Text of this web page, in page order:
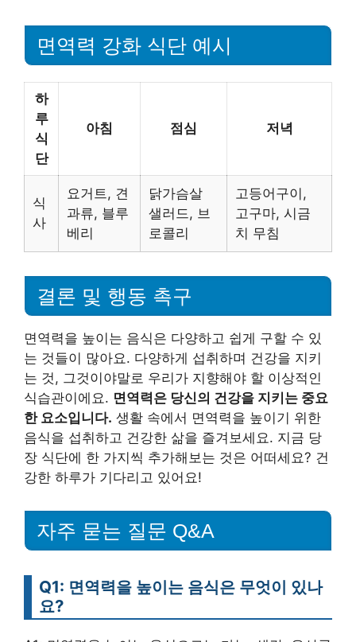
면역력 강화 식단 예시
하
루
식
단
아침 점심 저녁
식
사
요거트, 견
과류, 블루
베리
닭가슴살
샐러드, 브
로콜리
고등어구이,
고구마, 시금
치 무침
결론 및 행동 촉구
면역력을 높이는 음식은 다양하고 쉽게 구할 수 있
는 것들이 많아요. 다양하게 섭취하며 건강을 지키
는 것, 그것이야말로 우리가 지향해야 할 이상적인
식습관이에요. 면역력은 당신의 건강을 지키는 중요
한 요소입니다. 생활 속에서 면역력을 높이기 위한
음식을 섭취하고 건강한 삶을 즐겨보세요. 지금 당
장 식단에 한 가지씩 추가해보는 것은 어떠세요? 건
강한 하루가 기다리고 있어요!
자주 묻는 질문 Q&A
Q1: 면역력을 높이는 음식은 무엇이 있나
요?